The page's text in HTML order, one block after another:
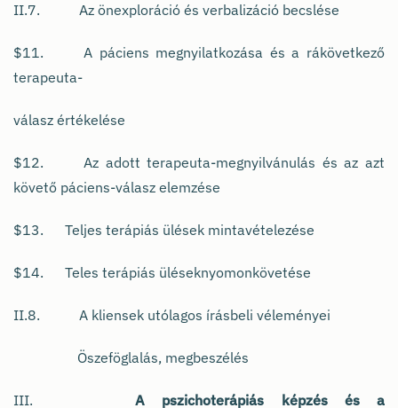
II.7. Az önexploráció és verbalizáció becslése
$11. A páciens megnyilatkozása és a rákövetkező
terapeuta-
válasz értékelése
$12. Az adott terapeuta-megnyilvánulás és az azt
követő páciens-válasz elemzése
$13. Teljes terápiás ülések mintavételezése
$14. Teles terápiás üléseknyomonkövetése
II.8. A kliensek utólagos írásbeli véleményei
Öszeföglalás, megbeszélés
III.A pszichoterápiás képzés és a